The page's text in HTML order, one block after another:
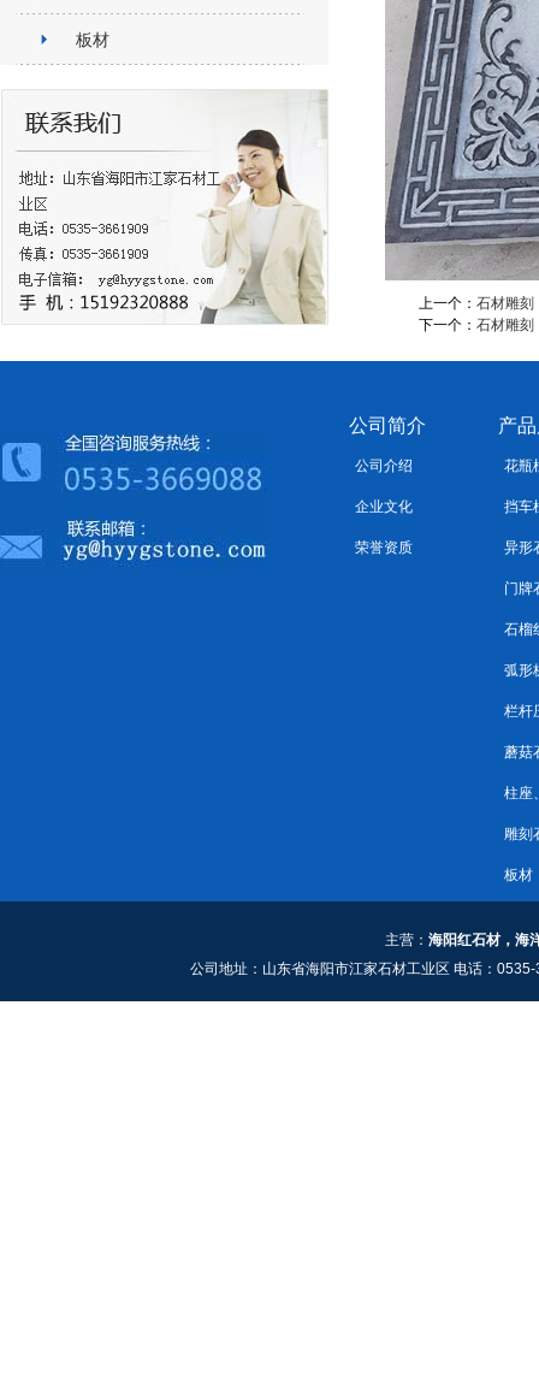
板材
上一个： 石材雕刻
下一个： 石材雕刻
公司简介
公司介绍
企业文化
荣誉资质
产
花瓶
挡车
异形
门牌
石榴
弧形
栏杆
蘑菇
柱座
雕刻
板材
主营： 海阳红石材，海
公司地址：山东省海阳市江家石材工业区 电话：